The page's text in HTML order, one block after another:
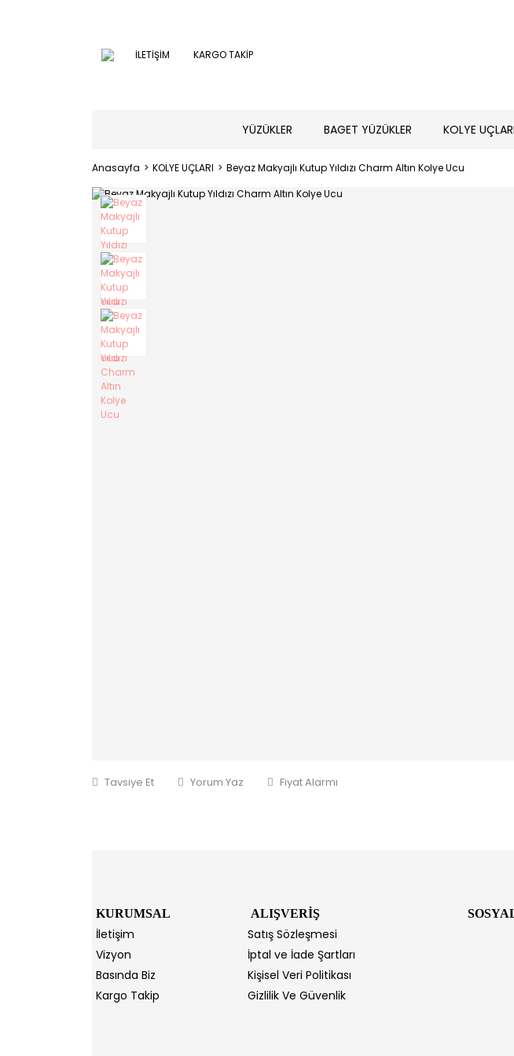
İLETİŞİM KARGO TAKİP
YÜZÜKLER BAGET YÜZÜKLER KOLYE UÇLARI
Anasayfa KOLYE UÇLARI Beyaz Makyajlı Kutup Yıldızı Charm Altın Kolye Ucu
Tavsiye Et Yorum Yaz Fiyat Alarmı
KURUMSAL ALIŞVERİŞ
İletişim
Satış Sözleşmesi
Vizyon
İptal ve İade Şartları
Basında Biz
Kişisel Veri Politikası
Kargo Takip
Gizlilik Ve Güvenlik